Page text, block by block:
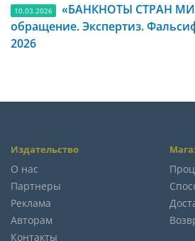
10.03.2026
«БАНКНОТЫ СТРАН
обращение. Экспертиз.
2026
Издательство
О нас
Партнеры
Реклама
Авторам
Контакты